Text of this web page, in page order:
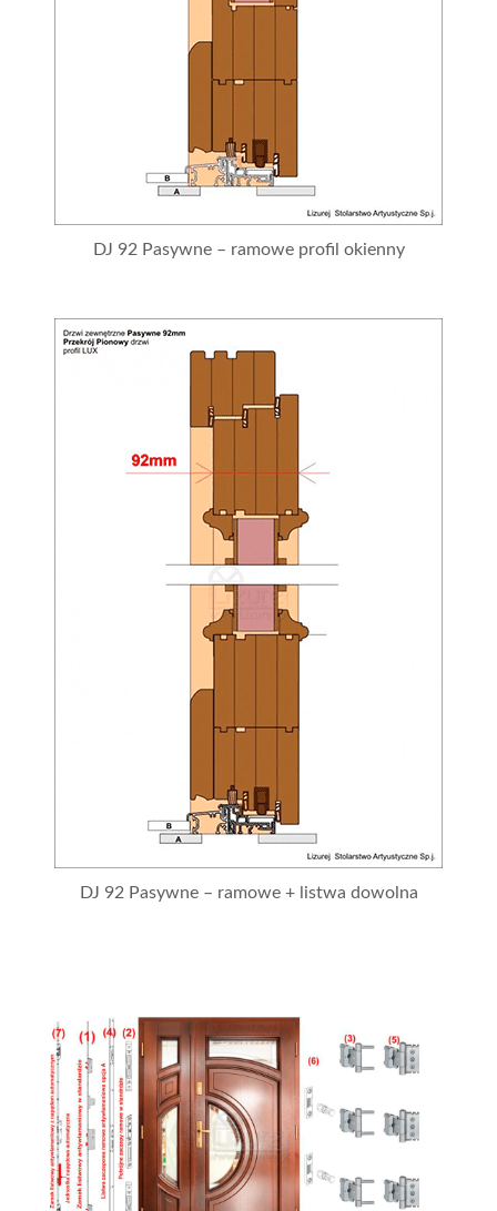
DJ 92 Pasywne – ramowe profil okienny
DJ 92 Pasywne – ramowe + listwa dowolna